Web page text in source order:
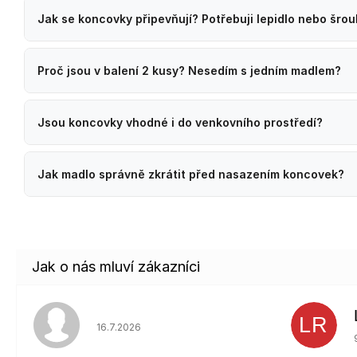
Jak se koncovky připevňují? Potřebuji lepidlo nebo
Proč jsou v balení 2 kusy? Nesedím s jedním madlem?
Jsou koncovky vhodné i do venkovního prostředí?
Jak madlo správně zkrátit před nasazením koncovek?
Hodnocení obchodu je 5 z 5 hvězdiček.
16.7.2026 LR